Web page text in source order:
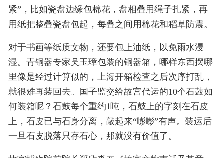
紧”，比如瓷盘边缘包棉花，盘相叠用绳子扎紧，再
用纸把整叠瓷盘包起，每叠之间用棉花和稻草防震。
对于书画等纸质文物，还要包上油纸，以免雨水浸
湿。青铜器专家吴玉璋包装的铜器箱，哪样东西摆哪
里像是经过计算似的，上海开箱检查之后次序打乱，
就很难再装回去。国子监交给故宫代运的10个石鼓如
何装箱呢？石鼓每个重约1吨，石鼓上的字刻在石皮
上，石皮已与石身分离，敲起来“嘭嘭”有声。装运后
一旦石皮脱落只存石心，那就没有价值了。